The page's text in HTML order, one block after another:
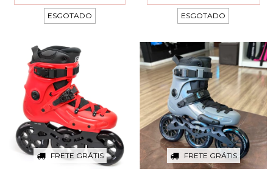
ESGOTADO ESGOTADO
FRETE GRÁTIS FRETE GRÁTIS